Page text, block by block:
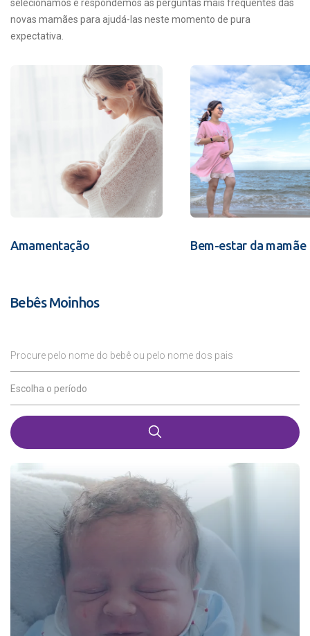
selecionamos e respondemos as perguntas mais frequentes das
novas mamães para ajudá-las neste momento de pura
expectativa.
Amamentação Bem-estar da mamãe
Bebês Moinhos
Procure pelo nome do bebê ou pelo nome dos pais
Escolha o período